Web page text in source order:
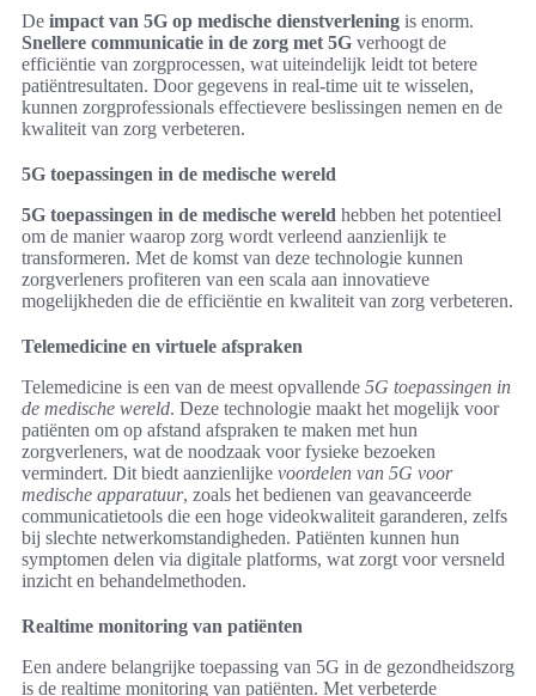
De impact van 5G op medische dienstverlening is enorm.
Snellere communicatie in de zorg met 5G verhoogt de
efficiëntie van zorgprocessen, wat uiteindelijk leidt tot betere
patiëntresultaten. Door gegevens in real-time uit te wisselen,
kunnen zorgprofessionals effectievere beslissingen nemen en de
kwaliteit van zorg verbeteren.
5G toepassingen in de medische wereld
5G toepassingen in de medische wereld hebben het potentieel
om de manier waarop zorg wordt verleend aanzienlijk te
transformeren. Met de komst van deze technologie kunnen
zorgverleners profiteren van een scala aan innovatieve
mogelijkheden die de efficiëntie en kwaliteit van zorg verbeteren.
Telemedicine en virtuele afspraken
Telemedicine is een van de meest opvallende 5G toepassingen in
de medische wereld. Deze technologie maakt het mogelijk voor
patiënten om op afstand afspraken te maken met hun
zorgverleners, wat de noodzaak voor fysieke bezoeken
vermindert. Dit biedt aanzienlijke voordelen van 5G voor
medische apparatuur, zoals het bedienen van geavanceerde
communicatietools die een hoge videokwaliteit garanderen, zelfs
bij slechte netwerkomstandigheden. Patiënten kunnen hun
symptomen delen via digitale platforms, wat zorgt voor versneld
inzicht en behandelmethoden.
Realtime monitoring van patiënten
Een andere belangrijke toepassing van 5G in de gezondheidszorg
is de realtime monitoring van patiënten. Met verbeterde